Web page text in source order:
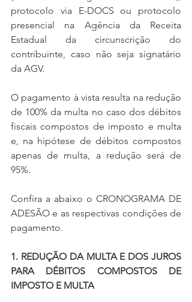
protocolo via E-DOCS ou protocolo
presencial na Agência da Receita
Estadual da circunscrição do
contribuinte, caso não seja signatário
da AGV.
O pagamento à vista resulta na redução
de 100% da multa no caso dos débitos
fiscais compostos de imposto e multa
e, na hipótese de débitos compostos
apenas de multa, a redução será de
95%.
Confira a abaixo o CRONOGRAMA DE
ADESÃO e as respectivas condições de
pagamento.
1. REDUÇÃO DA MULTA E DOS JUROS
PARA DÉBITOS COMPOSTOS DE
IMPOSTO E MULTA